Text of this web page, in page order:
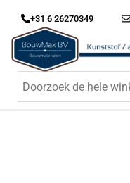
+31 6 26270349